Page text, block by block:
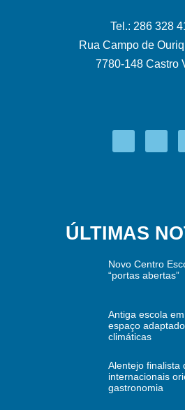
Tel.: 286 328
Rua Campo de
7780-148 Castro
ÚLTIMAS
Novo Centro
“portas abertas”
Antiga escola
espaço
climáticas
Alentejo finalista
internacionais
gastronomia